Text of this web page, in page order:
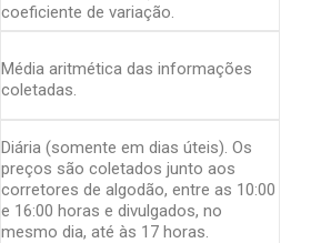
coeficiente de variação.
Média aritmética das informações
coletadas.
Diária (somente em dias úteis). Os
preços são coletados junto aos
corretores de algodão, entre as 10:00
e 16:00 horas e divulgados, no
mesmo dia, até às 17 horas.